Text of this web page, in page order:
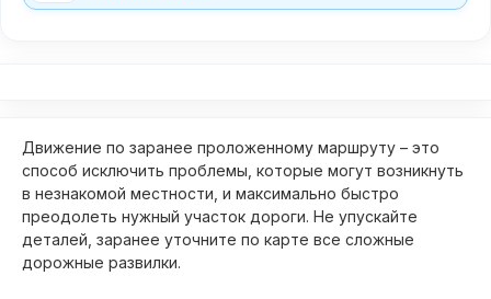
Движение по заранее проложенному маршруту – это
способ исключить проблемы, которые могут возникнуть
в незнакомой местности, и максимально быстро
преодолеть нужный участок дороги. Не упускайте
деталей, заранее уточните по карте все сложные
дорожные развилки.